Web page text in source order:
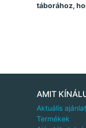
táborához,
AMIT
Aktuális
Termékek